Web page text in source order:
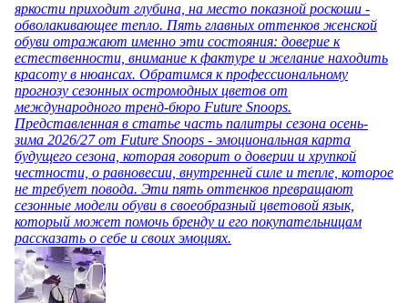
яркости приходит глубина, на место показной роскоши -
обволакивающее тепло. Пять главных оттенков женской
обуви отражают именно эти состояния: доверие к
естественности, внимание к фактуре и желание находить
красоту в нюансах. Обратимся к профессиональному
прогнозу сезонных остромодных цветов от
международного тренд-бюро Future Snoops.
Представленная в статье часть палитры сезона осень-
зима 2026/27 от Future Snoops - эмоциональная карта
будущего сезона, которая говорит о доверии и хрупкой
честности, о равновесии, внутренней силе и тепле, которое
не требует повода. Эти пять оттенков превращают
сезонные модели обуви в своеобразный цветовой язык,
который может помочь бренду и его покупательницам
рассказать о себе и своих эмоциях.